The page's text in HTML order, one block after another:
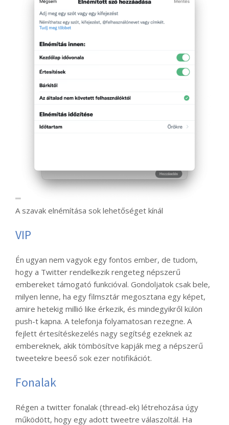
A szavak elnémítása sok lehetőséget kínál
VIP
Én ugyan nem vagyok egy fontos ember, de tudom,
hogy a Twitter rendelkezik rengeteg népszerű
embereket támogató funkcióval. Gondoljatok csak bele,
milyen lenne, ha egy filmsztár megosztana egy képet,
amire hetekig millió like érkezik, és mindegyikről külön
push-t kapna. A telefonja folyamatosan rezegne. A
fejlett értesítéskezelés nagy segítség ezeknek az
embereknek, akik tömbösítve kapják meg a népszerű
tweetekre beeső sok ezer notifikációt.
Fonalak
Régen a twitter fonalak (thread-ek) létrehozása úgy
működött, hogy egy adott tweetre válaszoltál. Ha